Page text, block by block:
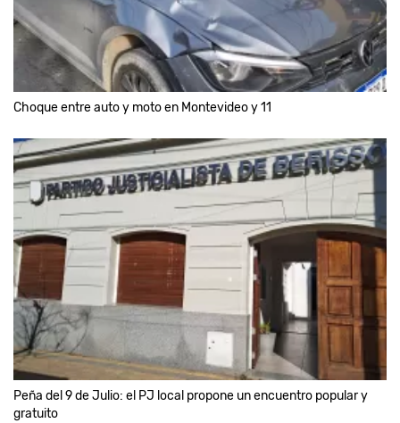
Choque entre auto y moto en Montevideo y 11
Peña del 9 de Julio: el PJ local propone un encuentro popular y
gratuito